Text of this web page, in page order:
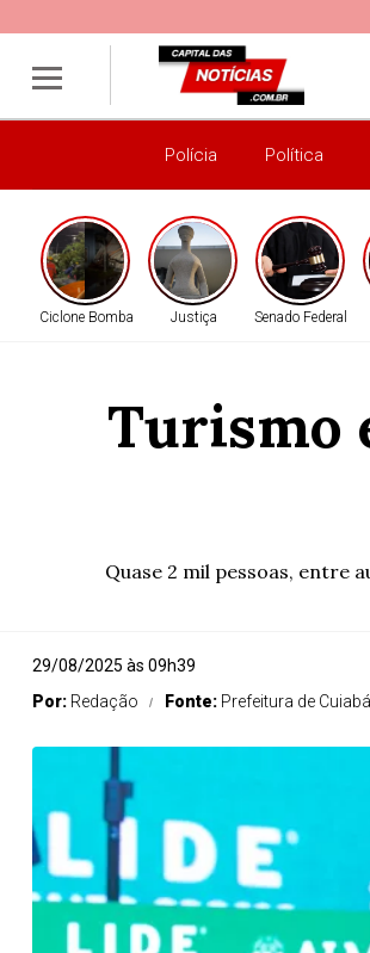
Polícia Política
Ciclone Bomba Justiça Senado Federal
Turismo
Quase 2 mil pessoas, entre
29/08/2025 às 09h39
Por: Redação Fonte: Prefeitura de